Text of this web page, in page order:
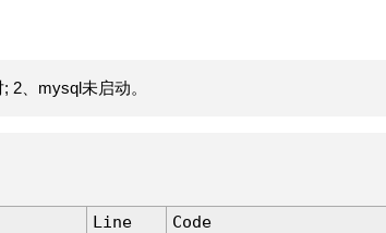
2、mysql未启动。
Line
Code